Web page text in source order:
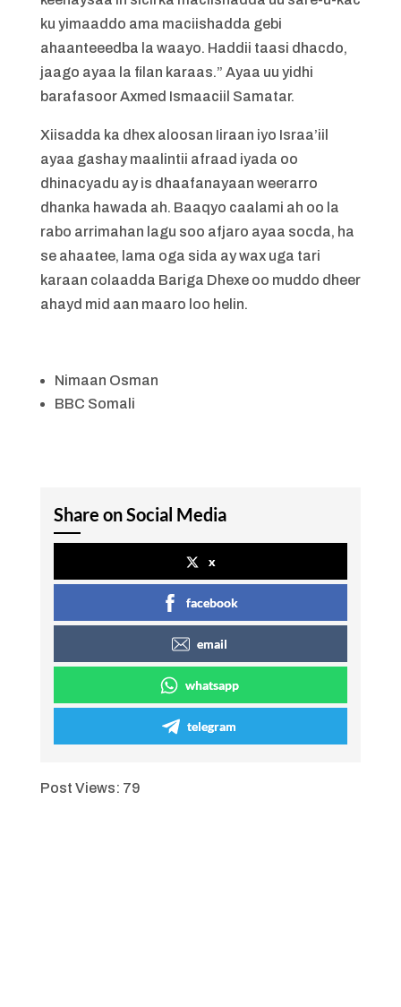
ku yimaaddo ama maciishadda gebi
ahaanteeedba la waayo. Haddii taasi dhacdo,
jaago ayaa la filan karaas.” Ayaa uu yidhi
barafasoor Axmed Ismaaciil Samatar.
Xiisadda ka dhex aloosan Iiraan iyo Israa’iil
ayaa gashay maalintii afraad iyada oo
dhinacyadu ay is dhaafanayaan weerarro
dhanka hawada ah. Baaqyo caalami ah oo la
rabo arrimahan lagu soo afjaro ayaa socda, ha
se ahaatee, lama oga sida ay wax uga tari
karaan colaadda Bariga Dhexe oo muddo dheer
ahayd mid aan maaro loo helin.
Nimaan Osman
BBC Somali
Share on Social Media
x
facebook
email
whatsapp
telegram
Post Views: 79